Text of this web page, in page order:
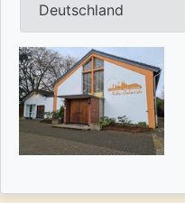
Deutschland